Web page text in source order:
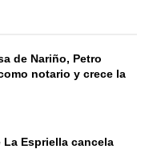
de Nariño, Petro
notario y crece la
Espriella cancela